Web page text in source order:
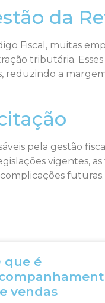
da
Fiscal, muitas
tributária.
reduzindo a
pela gestão
vigentes,
que é
vendas